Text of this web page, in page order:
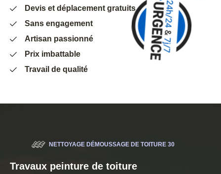
Devis et déplacement gratuits
Sans engagement
Artisan passionné
Prix imbattable
Travail de qualité
NETTOYAGE DÉMOUSSAGE DE TOITURE 30
Travaux peinture de toiture